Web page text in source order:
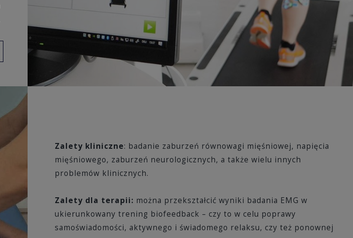
Zalety kliniczne: badanie zaburzeń równowagi mięśniowej, napięcia
mięśniowego, zaburzeń neurologicznych, a także wielu innych
problemów klinicznych.
Zalety dla terapii: można przekształcić wyniki badania EMG w
ukierunkowany trening biofeedback – czy to w celu poprawy
samoświadomości, aktywnego i świadomego relaksu, czy też ponownej